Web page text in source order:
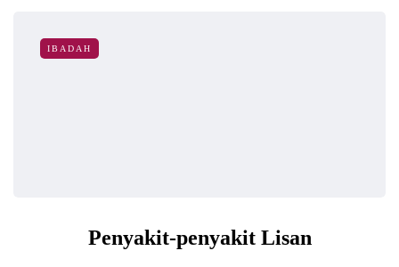
IBADAH
Penyakit-penyakit Lisan